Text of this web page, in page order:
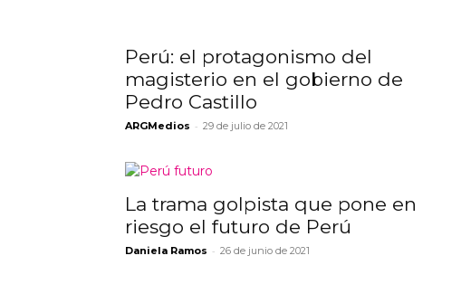
Perú: el protagonismo del
magisterio en el gobierno de
Pedro Castillo
ARGMedios - 29 de julio de 2021
La trama golpista que pone en
riesgo el futuro de Perú
Daniela Ramos - 26 de junio de 2021